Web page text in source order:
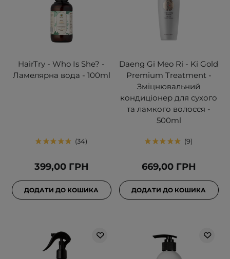
HairTry - Who Is She? -
Ламелярна вода - 100ml
34
399,00 ГРН
ДОДАТИ ДО КОШИКА
Daeng Gi Meo Ri - Ki Gold
Premium Treatment -
Зміцнювальний
кондиціонер для сухого
та ламкого волосся -
500ml
9
669,00 ГРН
ДОДАТИ ДО КОШИКА